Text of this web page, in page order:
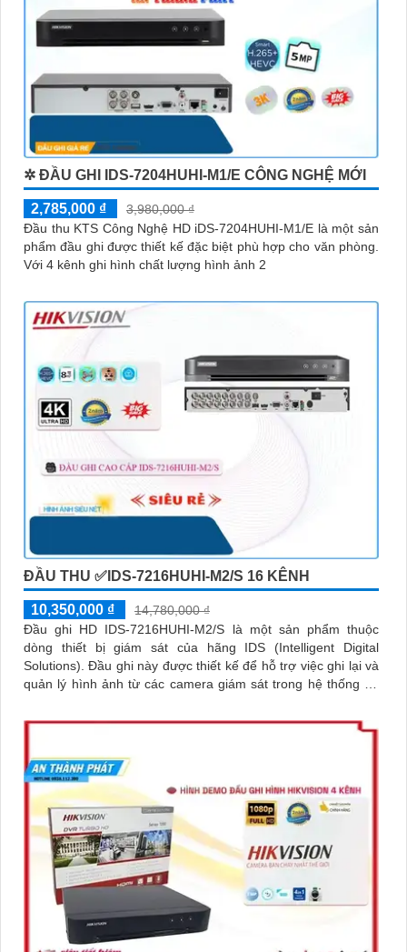
✲ ĐẦU GHI IDS-7204HUHI-M1/E CÔNG NGHỆ MỚI
2,785,000 ₫
3,980,000 ₫
Đầu thu KTS Công Nghệ HD iDS-7204HUHI-M1/E là một sản
phẩm đầu ghi được thiết kế đặc biệt phù hợp cho văn phòng.
Với 4 kênh ghi hình chất lượng hình ảnh 2
ĐẦU THU ✅IDS-7216HUHI-M2/S 16 KÊNH
10,350,000 ₫
14,780,000 ₫
Đầu ghi HD IDS-7216HUHI-M2/S là một sản phẩm thuộc
dòng thiết bị giám sát của hãng IDS (Intelligent Digital
Solutions). Đầu ghi này được thiết kế để hỗ trợ việc ghi lại và
quản lý hình ảnh từ các camera giám sát trong hệ thống an